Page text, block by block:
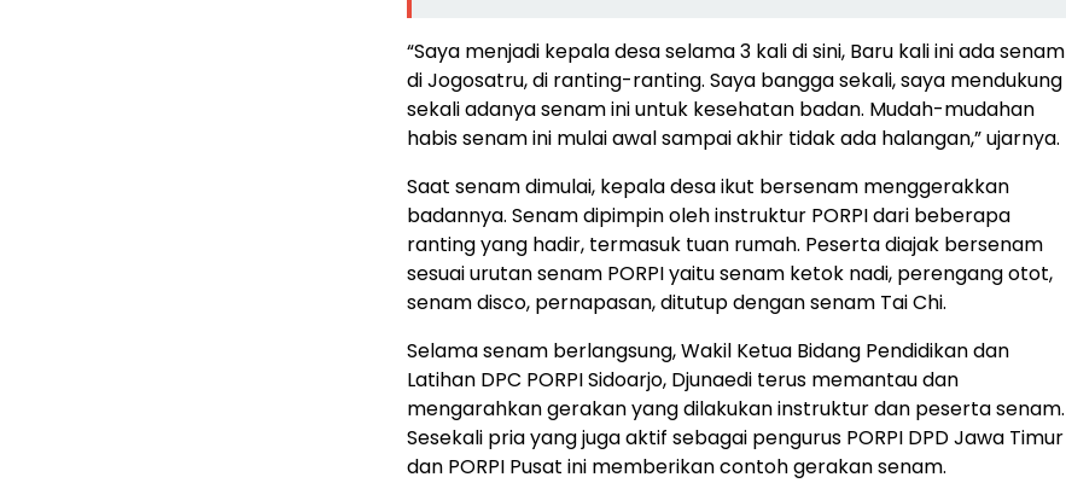
“Saya menjadi kepala desa selama 3 kali di sini, Baru kali ini ada senam
di Jogosatru, di ranting-ranting. Saya bangga sekali, saya mendukung
sekali adanya senam ini untuk kesehatan badan. Mudah-mudahan
habis senam ini mulai awal sampai akhir tidak ada halangan,” ujarnya.
Saat senam dimulai, kepala desa ikut bersenam menggerakkan
badannya. Senam dipimpin oleh instruktur PORPI dari beberapa
ranting yang hadir, termasuk tuan rumah. Peserta diajak bersenam
sesuai urutan senam PORPI yaitu senam ketok nadi, perengang otot,
senam disco, pernapasan, ditutup dengan senam Tai Chi.
Selama senam berlangsung, Wakil Ketua Bidang Pendidikan dan
Latihan DPC PORPI Sidoarjo, Djunaedi terus memantau dan
mengarahkan gerakan yang dilakukan instruktur dan peserta senam.
Sesekali pria yang juga aktif sebagai pengurus PORPI DPD Jawa Timur
dan PORPI Pusat ini memberikan contoh gerakan senam.